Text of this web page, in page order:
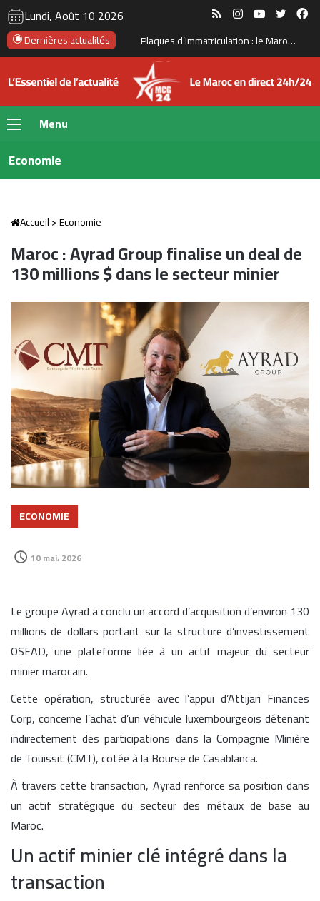
Lundi, Août 10 2026 RSS InstagramYouTube
Dernières actualités Le Maroc renforce sa position dans l’industrie solaire avec une capacité de production proche de 1 GW par an
Menu
Economie
Accueil>Economie
Maroc : Ayrad Group finalise un deal de
130 millions $ dans le secteur minier
ECONOMIE
10 mai، 2026
Le groupe Ayrad a conclu un accord d’acquisition d’environ 130
millions de dollars portant sur la structure d’investissement
OSEAD, une plateforme liée à un actif majeur du secteur
minier marocain.
Cette opération, structurée avec l’appui d’Attijari Finances
Corp, concerne l’achat d’un véhicule luxembourgeois détenant
indirectement des participations dans la Compagnie Minière
de Touissit (CMT), cotée à la Bourse de Casablanca.
À travers cette transaction, Ayrad renforce sa position dans
un actif stratégique du secteur des métaux de base au
Maroc.
Un actif minier clé intégré dans la
transaction